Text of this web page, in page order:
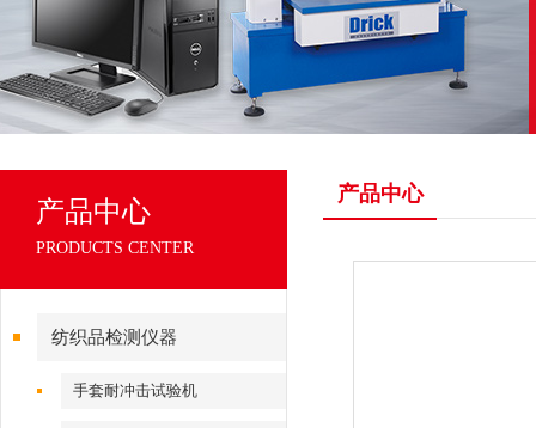
产品中心
PRODUCTS CENTER
纺织品检测仪器
手套耐冲击试验机
产品中心